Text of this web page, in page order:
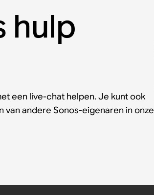
hulp
een live-chat helpen. Je kunt ook
van andere Sonos-eigenaren in onze